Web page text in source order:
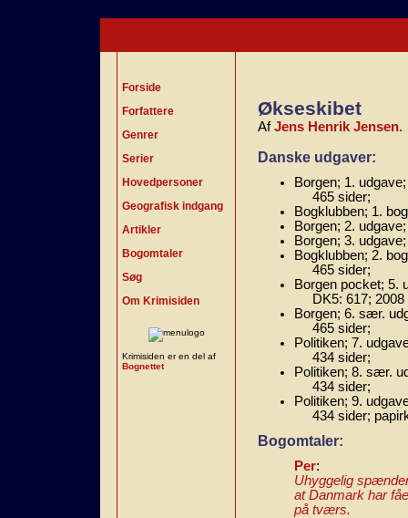
Forside
Forfattere
Genrer
Serier
Hovedpersoner
Geografisk indgang
Artikler
Bogomtaler
Søg
Om Krimisiden
Krimisiden er en del af
Bognettet
Økseskibet
AfJens Henrik Jensen.
Danske udgaver:
Borgen; 1.
465 sider;
Bogklubben; 1.
Borgen; 2.
Borgen; 3.
Bogklubben; 2.
465 sider;
Borgen pocket; 5.
DK5: 617;
Borgen; 6. sær.
465 sider;
Politiken; 7.
434 sider;
Politiken; 8. sær.
434 sider;
Politiken; 9.
434 sider;
Bogomtaler:
Per:
Uhyggelig
at Danmark har
på tværs.